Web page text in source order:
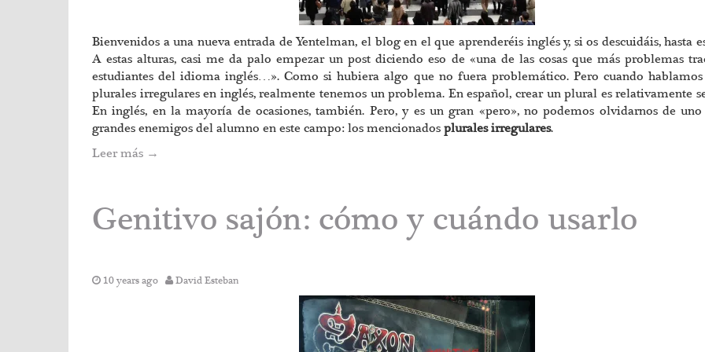
Bienvenidos a una nueva entrada de Yentelman, el blog en el que aprenderéis inglés y, si os descuidáis, hasta
A estas alturas, casi me da palo empezar un post diciendo eso de «una de las cosas que más problemas
estudiantes del idioma inglés…». Como si hubiera algo que no fuera problemático. Pero cuando
plurales irregulares en inglés, realmente tenemos un problema. En español, crear un plural es relativamente
En inglés, en la mayoría de ocasiones, también. Pero, y es un gran «pero», no podemos olvidarnos de
grandes enemigos del alumno en este campo: los mencionadosplurales irregulares.
Leer más →
Genitivo sajón: cómo y cuándo usarlo
10 years ago David Esteban